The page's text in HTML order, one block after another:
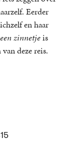
Eerder
en haar
zinnetjeis
deze reis.